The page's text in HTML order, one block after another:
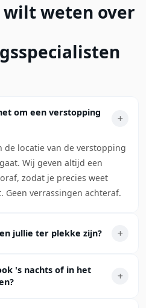
weten over
om een verstopping
de locatie van de verstopping
Wij geven altijd een
zodat je precies weet
Geen verrassingen achteraf.
jullie ter plekke zijn?
's nachts of in het